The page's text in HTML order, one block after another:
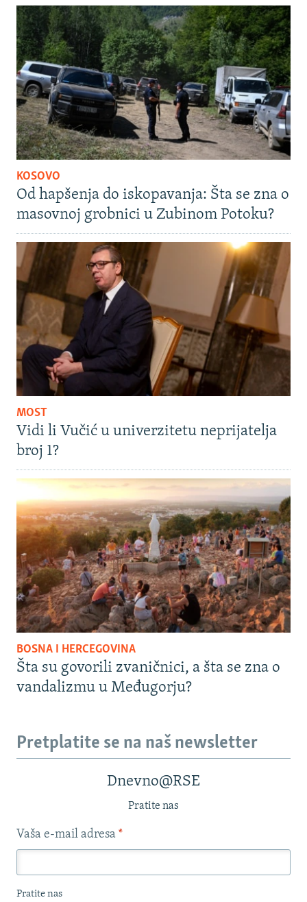
KOSOVO
Od hapšenja do iskopavanja: Šta se zna o
masovnoj grobnici u Zubinom Potoku?
MOST
Vidi li Vučić u univerzitetu neprijatelja
broj 1?
BOSNA I HERCEGOVINA
Šta su govorili zvaničnici, a šta se zna o
vandalizmu u Međugorju?
Pretplatite se na naš newsletter
Dnevno@RSE
Pratite nas
Vaša e-mail adresa *
Pratite nas